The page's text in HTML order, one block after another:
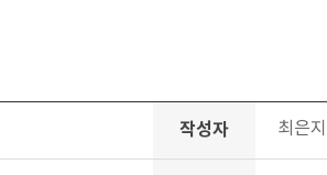
작성자 최은지